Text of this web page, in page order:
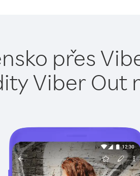
přes
Viber Out